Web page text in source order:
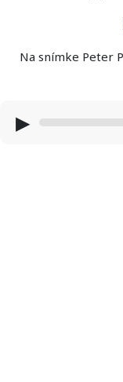
Na snímke Peter
▶